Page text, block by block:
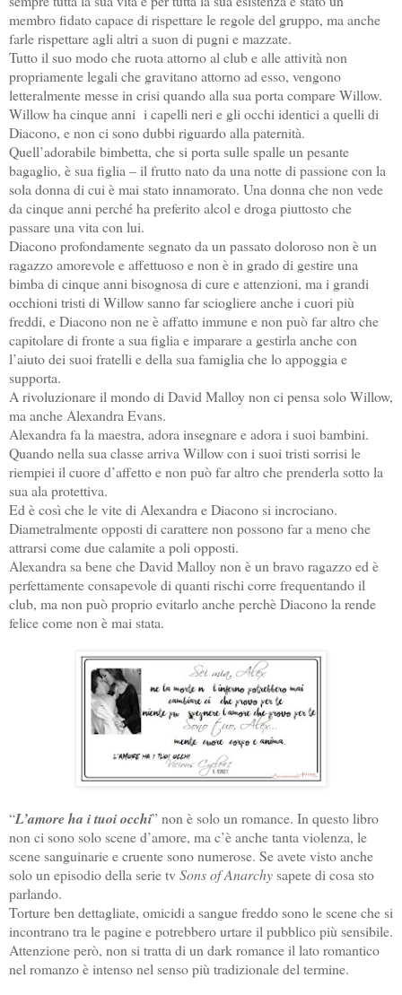
membro fidato capace di rispettare le regole del gruppo, ma anche
farle rispettare agli altri a suon di pugni e mazzate.
Tutto il suo modo che ruota attorno al club e alle attività non
propriamente legali che gravitano attorno ad esso, vengono
letteralmente messe in crisi quando alla sua porta compare Willow.
Willow ha cinque anni i capelli neri e gli occhi identici a quelli di
Diacono, e non ci sono dubbi riguardo alla paternità.
Quell’adorabile bimbetta, che si porta sulle spalle un pesante
bagaglio, è sua figlia – il frutto nato da una notte di passione con la
sola donna di cui è mai stato innamorato. Una donna che non vede
da cinque anni perché ha preferito alcol e droga piuttosto che
passare una vita con lui.
Diacono profondamente segnato da un passato doloroso non è un
ragazzo amorevole e affettuoso e non è in grado di gestire una
bimba di cinque anni bisognosa di cure e attenzioni, ma i grandi
occhioni tristi di Willow sanno far sciogliere anche i cuori più
freddi, e Diacono non ne è affatto immune e non può far altro che
capitolare di fronte a sua figlia e imparare a gestirla anche con
l’aiuto dei suoi fratelli e della sua famiglia che lo appoggia e
supporta.
A rivoluzionare il mondo di David Malloy non ci pensa solo Willow,
ma anche Alexandra Evans.
Alexandra fa la maestra, adora insegnare e adora i suoi bambini.
Quando nella sua classe arriva Willow con i suoi tristi sorrisi le
riempiei il cuore d’affetto e non può far altro che prenderla sotto la
sua ala protettiva.
Ed è così che le vite di Alexandra e Diacono si incrociano.
Diametralmente opposti di carattere non possono far a meno che
attrarsi come due calamite a poli opposti.
Alexandra sa bene che David Malloy non è un bravo ragazzo ed è
perfettamente consapevole di quanti rischi corre frequentando il
club, ma non può proprio evitarlo anche perchè Diacono la rende
felice come non è mai stata.
“L’amore ha i tuoi occhi” non è solo un romance. In questo libro
non ci sono solo scene d’amore, ma c’è anche tanta violenza, le
scene sanguinarie e cruente sono numerose. Se avete visto anche
solo un episodio della serie tvSons of Anarchysapete di cosa sto
parlando.
Torture ben dettagliate, omicidi a sangue freddo sono le scene che si
incontrano tra le pagine e potrebbero urtare il pubblico più sensibile.
Attenzione però, non si tratta di un dark romance il lato romantico
nel romanzo è intenso nel senso più tradizionale del termine.